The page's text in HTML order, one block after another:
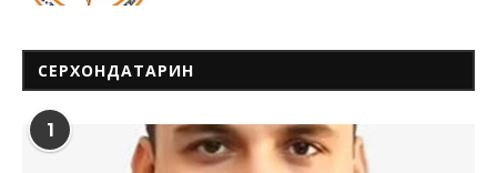
СЕРХОНДАТАРИН
1